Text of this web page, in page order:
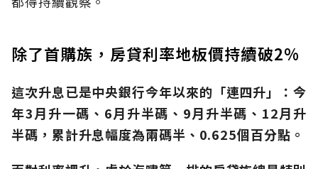
除了首購族，房貸利率地板價持續破2%
這次升息已是中央銀行今年以來的「連四升」：今
年3月升一碼、6月升半碼、9月升半碼、12月升
半碼，累計升息幅度為兩碼半、0.625個百分點。